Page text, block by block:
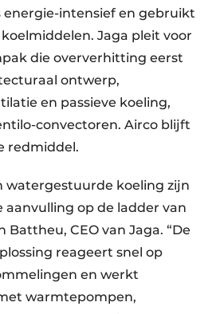
energie-intensief en gebruikt
Jaga pleit voor
die oververhitting eerst
ontwerp,
en passieve koeling,
convectoren. Airco blijft
redmiddel.
watergestuurde koeling zijn
aanvulling op de ladder van
Battheu, CEO van Jaga. “De
reageert snel op
en werkt
warmtepompen,